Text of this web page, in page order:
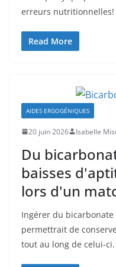
erreurs nutritionnelles!
Read More
AIDES ERGOGÉNIQUES
20 juin 2026 Isabelle
Du
baisses
lors d'un
Ingérer du
permettrait de
tout au long de celui-ci.